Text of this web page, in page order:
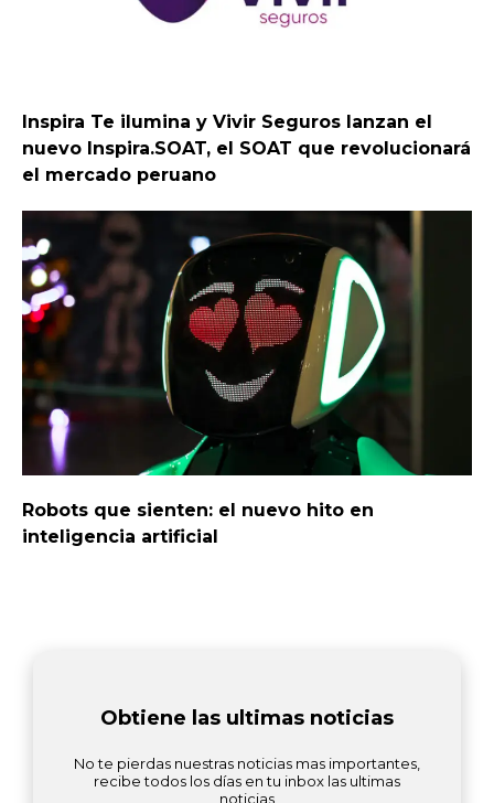
Inspira Te ilumina y Vivir Seguros lanzan el
nuevo Inspira.SOAT, el SOAT que revolucionará
el mercado peruano
Robots que sienten: el nuevo hito en
inteligencia artificial
Obtiene las ultimas noticias
No te pierdas nuestras noticias mas importantes,
recibe todos los días en tu inbox las ultimas
noticias